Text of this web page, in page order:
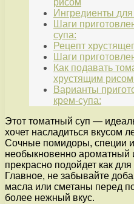
рисом
Ингредиенты
Шаги
супа:
Рецепт
Шаги
Как подавать
хрустящим
Варианты
крем-супа:
Этот томатный суп —
хочет насладиться вкусом
Сочные помидоры, специи
необыкновенно ароматный
прекрасно подойдет как
Главное, не забывайте
масла или сметаны перед
более нежный вкус.